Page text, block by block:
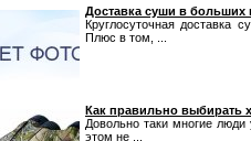
Доставка суши в больших
Круглосуточная доставка
Плюс в том, ...
Как правильно выбирать
Довольно таки многие
этом не ...